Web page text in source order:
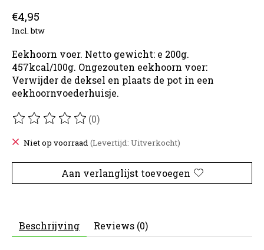
€4,95
Incl. btw
Eekhoorn voer. Netto gewicht: e 200g.
457kcal/100g. Ongezouten eekhoorn voer:
Verwijder de deksel en plaats de pot in een
eekhoornvoederhuisje.
De beoordeling van dit product is
(0)
Niet op voorraad (Levertijd: Uitverkocht)
Aan verlanglijst toevoegen
Beschrijving Reviews (0)